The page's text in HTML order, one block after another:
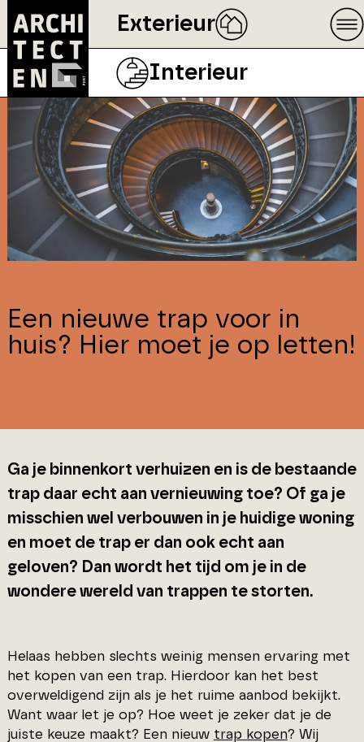
Exterieur
Interieur
Een nieuwe trap voor in
huis? Hier moet je op letten!
Ga je binnenkort verhuizen en is de bestaande
trap daar echt aan vernieuwing toe? Of ga je
misschien wel verbouwen in je huidige woning
en moet de trap er dan ook echt aan
geloven? Dan wordt het tijd om je in de
wondere wereld van trappen te storten.
Helaas hebben slechts weinig mensen ervaring met
het kopen van een trap. Hierdoor kan het best
overweldigend zijn als je het ruime aanbod bekijkt.
Want waar let je op? Hoe weet je zeker dat je de
juiste keuze maakt? Een nieuw trap kopen? Wij